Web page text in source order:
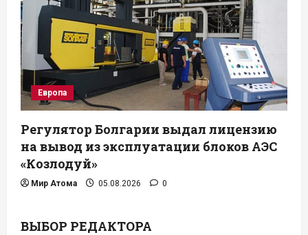
Европа
Регулятор Болгарии выдал лицензию
на вывод из эксплуатации блоков АЭС
«Козлодуй»
Мир Атома 05.08.2026 0
ВЫБОР РЕДАКТОРА